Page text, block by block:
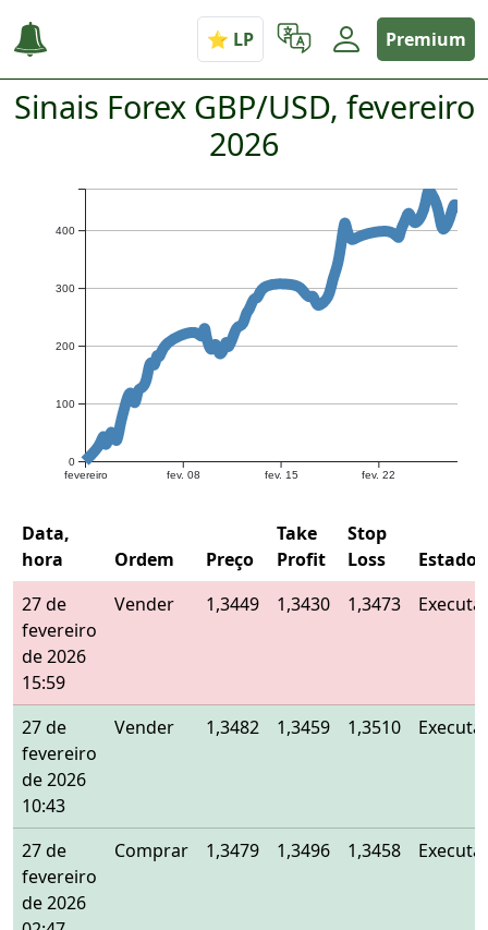
Premium
Sinais Forex GBP/USD, fevereiro
2026
fevereiro fev. 08 fev. 15 fev. 22
0
100
200
300
400
Data,
hora
Ordem Preço
Take
Profit
Stop
Loss
Estado
27 de
fevereiro
de 2026
15:59
Vender 1,3449 1,3430 1,3473
27 de
fevereiro
de 2026
10:43
Vender 1,3482 1,3459 1,3510
27 de
fevereiro
de 2026
Comprar 1,3479 1,3496 1,3458